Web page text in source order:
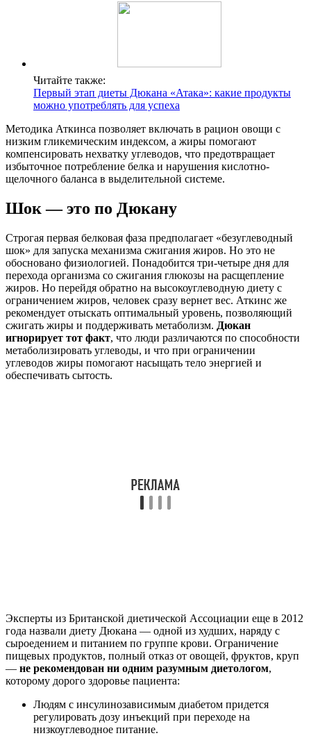
Читайте также:
Первый этап диеты Дюкана «Атака»: какие продукты
можно употреблять для успеха
Методика Аткинса позволяет включать в рацион овощи с
низким гликемическим индексом, а жиры помогают
компенсировать нехватку углеводов, что предотвращает
избыточное потребление белка и нарушения кислотно-
щелочного баланса в выделительной системе.
Шок — это по Дюкану
Строгая первая белковая фаза предполагает «безуглеводный
шок» для запуска механизма сжигания жиров. Но это не
обосновано физиологией. Понадобится три-четыре дня для
перехода организма со сжигания глюкозы на расщепление
жиров. Но перейдя обратно на высокоуглеводную диету с
ограничением жиров, человек сразу вернет вес. Аткинс же
рекомендует отыскать оптимальный уровень, позволяющий
сжигать жиры и поддерживать метаболизм. Дюкан
игнорирует тот факт, что люди различаются по способности
метаболизировать углеводы, и что при ограничении
углеводов жиры помогают насыщать тело энергией и
обеспечивать сытость.
Эксперты из Британской диетической Ассоциации еще в 2012
года назвали диету Дюкана — одной из худших, наряду с
сыроедением и питанием по группе крови. Ограничение
пищевых продуктов, полный отказ от овощей, фруктов, круп
— не рекомендован ни одним разумным диетологом,
которому дорого здоровье пациента:
Людям с инсулинозависимым диабетом придется
регулировать дозу инъекций при переходе на
низкоуглеводное питание.